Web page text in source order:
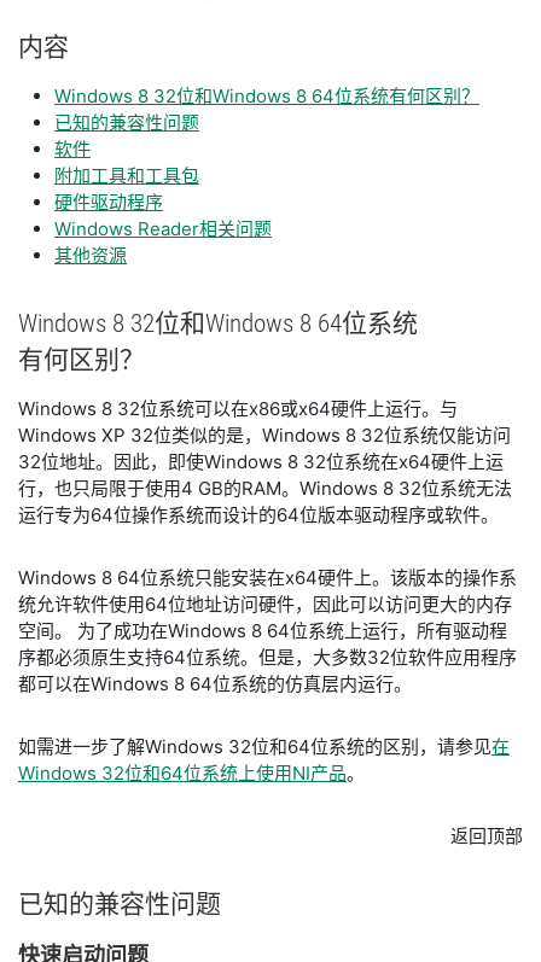
内容
Windows 8 32位和Windows 8 64位系统有何区别？
已知的兼容性问题
软件
附加工具和工具包
硬件驱动程序
Windows Reader相关问题
其他资源
Windows 8 32位和Windows 8 64位系统
有何区别？
Windows 8 32位系统可以在x86或x64硬件上运行。与
Windows XP 32位类似的是，Windows 8 32位系统仅能访问
32位地址。因此，即使Windows 8 32位系统在x64硬件上运
行，也只局限于使用4 GB的RAM。Windows 8 32位系统无法
运行专为64位操作系统而设计的64位版本驱动程序或软件。
Windows 8 64位系统只能安装在x64硬件上。该版本的操作系
统允许软件使用64位地址访问硬件，因此可以访问更大的内存
空间。 为了成功在Windows 8 64位系统上运行，所有驱动程
序都必须原生支持64位系统。但是，大多数32位软件应用程序
都可以在Windows 8 64位系统的仿真层内运行。
如需进一步了解Windows 32位和64位系统的区别，请参见在
Windows 32位和64位系统上使用NI产品。
返回顶部
已知的兼容性问题
快速启动问题